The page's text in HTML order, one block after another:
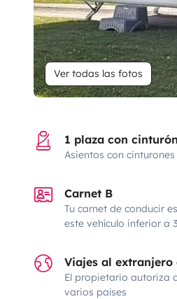
Ver todas las fotos
1 plaza con cinturón
Asientos con
Carnet B
Tu carnet de conducir
este vehículo inferior a
Viajes al extranjero
El propietario autoriza
varios países